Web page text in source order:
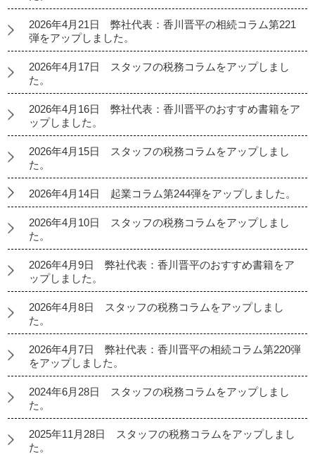
2026年4月21日 弊社代表：香川晋平の相続コラム第221
弾をアップしました。
2026年4月17日 スタッフの税務コラムをアップしまし
た。
2026年4月16日 弊社代表：香川晋平のおすすめ書籍をア
ップしました。
2026年4月15日 スタッフの税務コラムをアップしまし
た。
2026年4月14日 起業コラム第244弾をアップしました。
2026年4月10日 スタッフの税務コラムをアップしまし
た。
2026年4月9日 弊社代表：香川晋平のおすすめ書籍をア
ップしました。
2026年4月8日 スタッフの税務コラムをアップしまし
た。
2026年4月7日 弊社代表：香川晋平の相続コラム第220弾
をアップしました。
2024年6月28日 スタッフの税務コラムをアップしまし
た。
2025年11月28日 スタッフの税務コラムをアップしまし
た。